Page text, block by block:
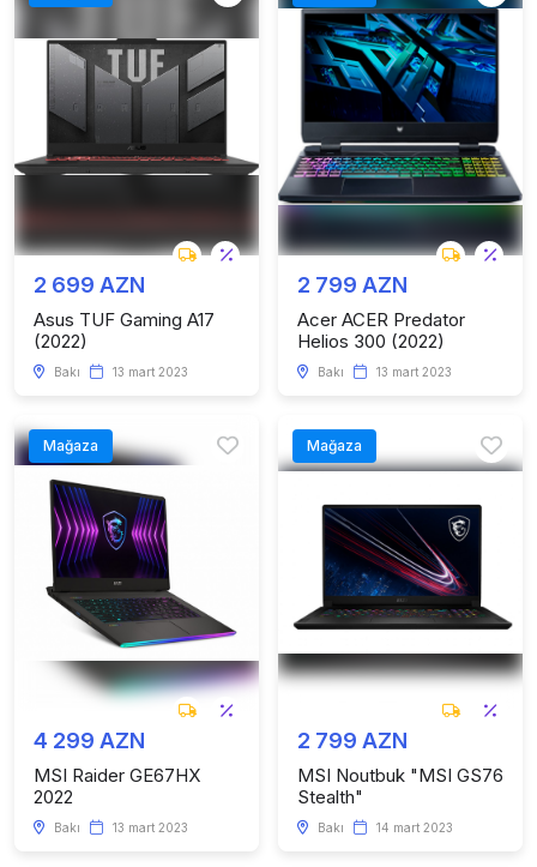
2 699 AZN
Asus TUF Gaming A17
(2022)
Bakı 13 mart 2023
2 799 AZN
Acer ACER Predator
Helios 300 (2022)
Bakı 13 mart 2023
Mağaza
4 299 AZN
MSI Raider GE67HX
2022
Bakı 13 mart 2023
Mağaza
2 799 AZN
MSI Noutbuk "MSI GS76
Stealth"
Bakı 14 mart 2023